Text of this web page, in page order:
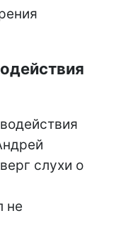
слухи о
не